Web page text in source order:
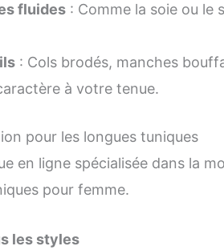
fluides : Comme la soie ou le
: Cols brodés, manches
à votre tenue.
pour les longues tuniques
en ligne spécialisée dans la
pour femme.
les styles